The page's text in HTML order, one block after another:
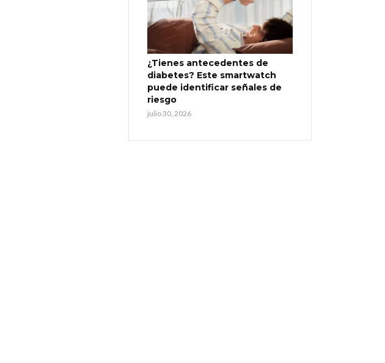
¿Tienes antecedentes de
diabetes? Este smartwatch
puede identificar señales de
riesgo
julio 30, 2026